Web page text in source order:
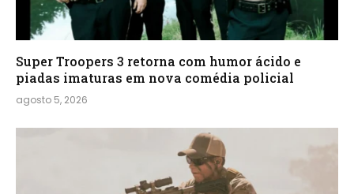
Super Troopers 3 retorna com humor ácido e
piadas imaturas em nova comédia policial
agosto 5, 2026